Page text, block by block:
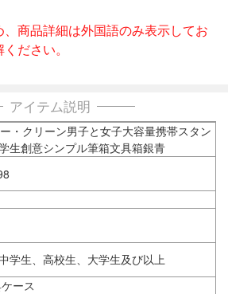
商品詳細は外国語のみ表示してお
ださい。
アイテム説明
・クリーン男子と女子大容量携帯スタン
生創意シンプル筆箱文具箱銀青
学生、高校生、大学生及び以上
ース